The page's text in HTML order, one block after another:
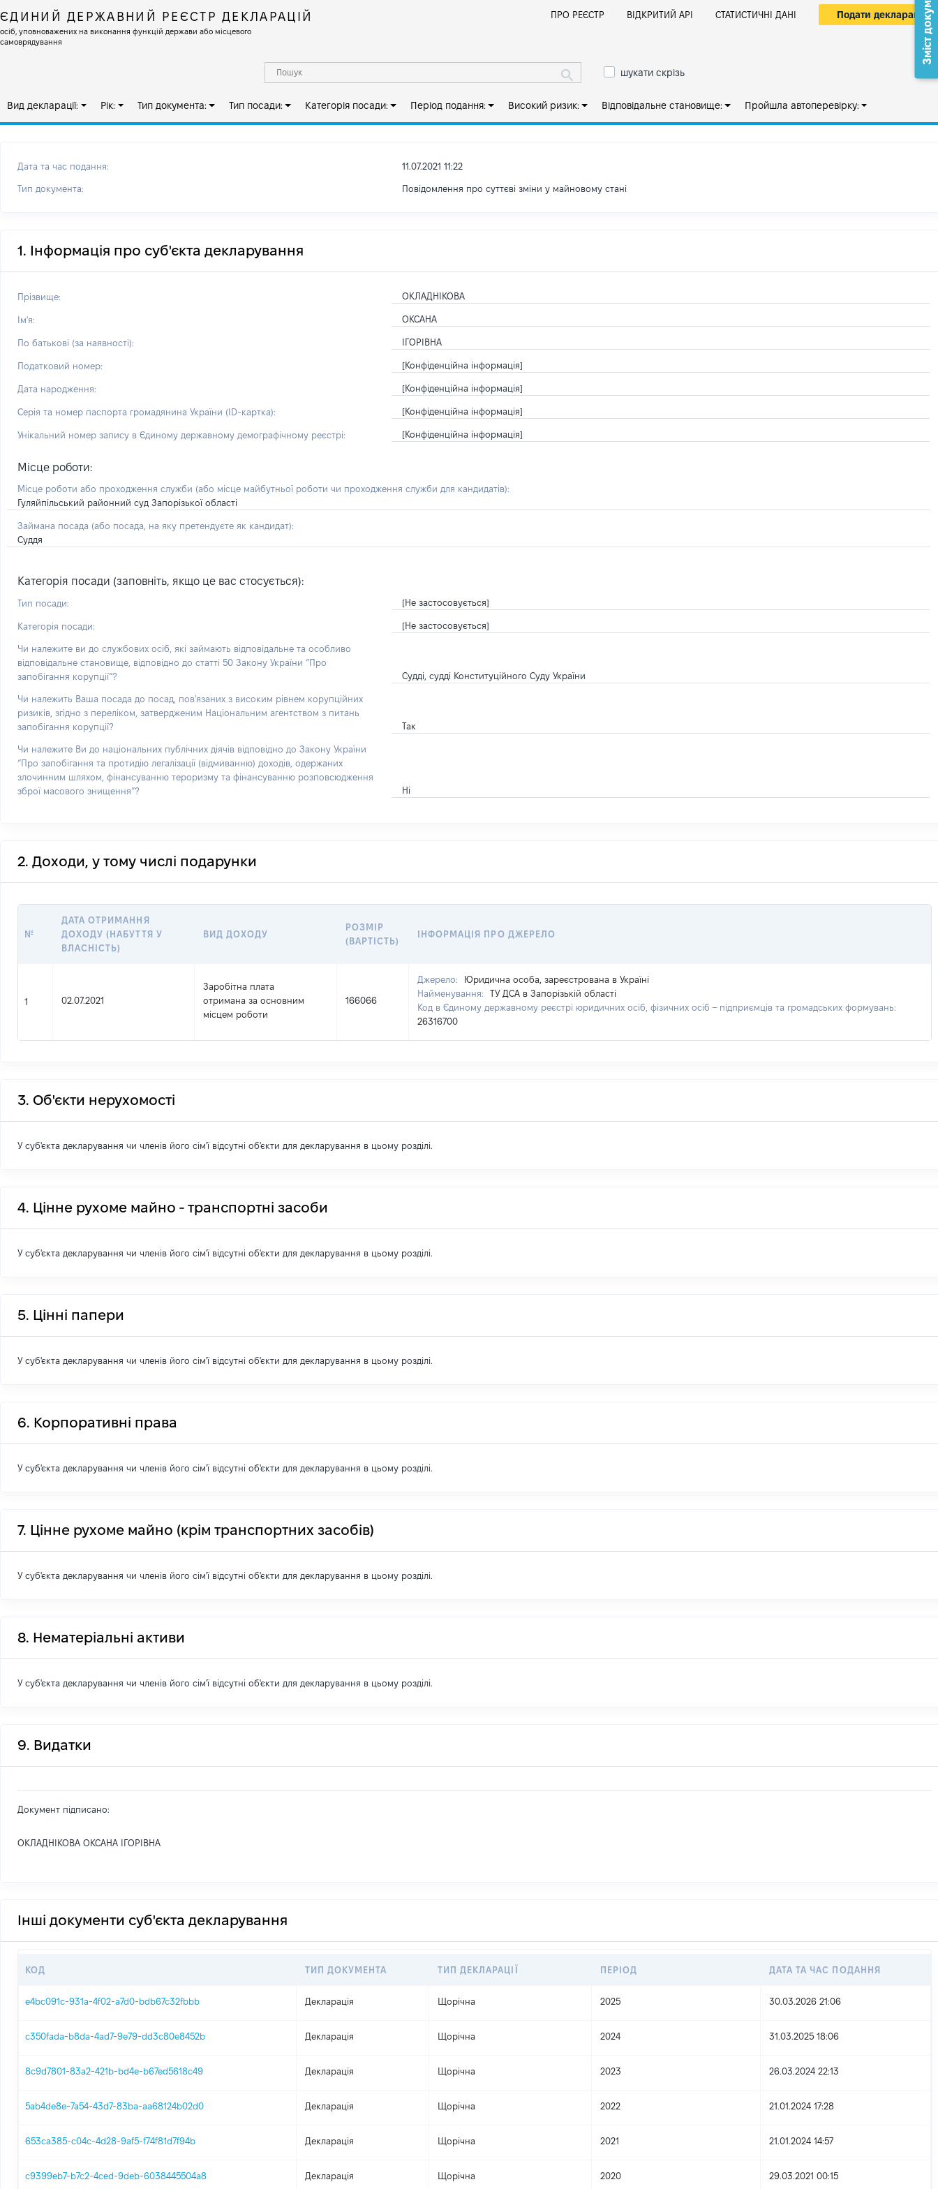
ЄДИНИЙ ДЕРЖАВНИЙ РЕЄСТР ДЕКЛАРАЦІЙ
осіб, уповноважених на виконання функцій держави або місцевого
самоврядування
ПРО РЕЄСТР ВІДКРИТИЙ АРІ СТАТИСТИЧНІ ДАНІ Подати декларацію
шукати скрізь
Вид декларації: Рік: Тип документа: Тип посади: Категорія посади: Період подання: Високий ризик: Відповідальне становище: Пройшла автоперевірку:
Дата та час подання: 11.07.2021 11:22
Тип документа: Повідомлення про суттєві зміни y майновому стані
1. Інформація про суб'єкта декларування
Прізвище: ОКЛАДНІКОВА
Ім'я: ОКСАНА
По батькові (за наявності): ІГОРІВНА
Податковий номер: [Конфіденційна інформація]
Дата народження: [Конфіденційна інформація]
Серія та номер паспорта громадянина України (ID-картка): [Конфіденційна інформація]
Унікальний номер запису в Єдиному державному демографічному реєстрі: [Конфіденційна інформація]
Місце роботи:
Місце роботи або проходження служби (або місце майбутньої роботи чи проходження служби для кандидатів):
Гуляйпільський районний суд Запорізької області
Займана посада (або посада, на яку претендуєте як кандидат):
Суддя
Категорія посади (заповніть, якщо це вас стосується):
Тип посади: [Не застосовується]
Категорія посади: [Не застосовується]
Чи належите ви до службових осіб, які займають відповідальне та особливо
відповідальне становище, відповідно до статті 50 Закону України “Про
запобігання корупції”?
Судді, судді Конституційного Суду України
Чи належить Ваша посада до посад, пов'язаних з високим рівнем корупційних
ризиків, згідно з переліком, затвердженим Національним агентством з питань
запобігання корупції?
Так
Чи належите Ви до національних публічних діячів відповідно до Закону України
“Про запобігання та протидію легалізації (відмиванню) доходів, одержаних
злочинним шляхом, фінансуванню тероризму та фінансуванню розповсюдження
зброї масового знищення”?
Ні
2. Доходи, у тому числі подарунки
№
ДАТА ОТРИМАННЯ
ДОХОДУ (НАБУТТЯ У
ВЛАСНІСТЬ)
ВИД ДОХОДУ
РОЗМІР
(ВАРТІСТЬ)
ІНФОРМАЦІЯ ПРО ДЖЕРЕЛО
1 02.07.2021
Заробітна плата
отримана за основним
місцем роботи
166066
Джерело:
Юридична особа, зареєстрована в Україні
Найменування:
ТУ ДСА в Запорізькій області
Код в Єдиному державному реєстрі юридичних осіб, фізичних осіб – підприємців та громадських формувань:
26316700
3. Об'єкти нерухомості
У суб'єкта декларування чи членів його сім'ї відсутні об'єкти для декларування в цьому розділі.
4. Цінне рухоме майно - транспортні засоби
У суб'єкта декларування чи членів його сім'ї відсутні об'єкти для декларування в цьому розділі.
5. Цінні папери
У суб'єкта декларування чи членів його сім'ї відсутні об'єкти для декларування в цьому розділі.
6. Корпоративні права
У суб'єкта декларування чи членів його сім'ї відсутні об'єкти для декларування в цьому розділі.
7. Цінне рухоме майно (крім транспортних засобів)
У суб'єкта декларування чи членів його сім'ї відсутні об'єкти для декларування в цьому розділі.
8. Нематеріальні активи
У суб'єкта декларування чи членів його сім'ї відсутні об'єкти для декларування в цьому розділі.
9. Видатки
Документ підписано:
ОКЛАДНІКОВА ОКСАНА ІГОРІВНА
Зміст документа
Інші документи суб'єкта декларування
КОД ТИП ДОКУМЕНТА ТИП ДЕКЛАРАЦІЇ ПЕРІОД ДАТА ТА ЧАС ПОДАННЯ
e4bc091c-931a-4f02-a7d0-bdb67c32fbbb Декларація Щорічна 2025 30.03.2026 21:06
c350fada-b8da-4ad7-9e79-dd3c80e8452b Декларація Щорічна 2024 31.03.2025 18:06
8c9d7801-83a2-421b-bd4e-b67ed5618c49 Декларація Щорічна 2023 26.03.2024 22:13
5ab4de8e-7a54-43d7-83ba-aa68124b02d0 Декларація Щорічна 2022 21.01.2024 17:28
653ca385-c04c-4d28-9af5-f74f81d7f94b Декларація Щорічна 2021 21.01.2024 14:57
c9399eb7-b7c2-4ced-9deb-6038445504a8 Декларація Щорічна 2020 29.03.2021 00:15